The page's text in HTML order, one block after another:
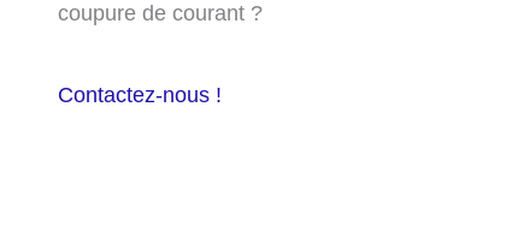
coupure de courant ?
Contactez-nous !